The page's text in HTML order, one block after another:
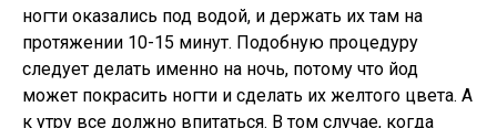
ногти оказались под водой, и держать их там на
протяжении 10-15 минут. Подобную процедуру
следует делать именно на ночь, потому что йод
может покрасить ногти и сделать их желтого цвета. А
к утру все должно впитаться. В том случае, когда